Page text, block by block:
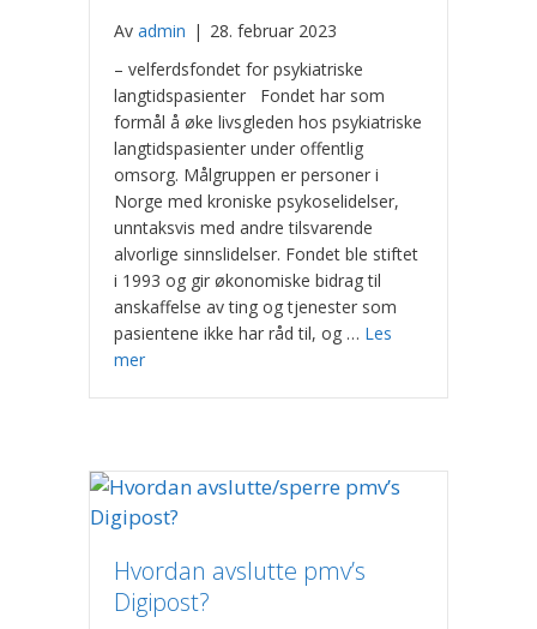
Av admin | 28. februar 2023
– velferdsfondet for psykiatriske
langtidspasienter Fondet har som
formål å øke livsgleden hos psykiatriske
langtidspasienter under offentlig
omsorg. Målgruppen er personer i
Norge med kroniske psykoselidelser,
unntaksvis med andre tilsvarende
alvorlige sinnslidelser. Fondet ble stiftet
i 1993 og gir økonomiske bidrag til
anskaffelse av ting og tjenester som
pasientene ikke har råd til, og … Les
mer
Hvordan avslutte pmv’s
Digipost?